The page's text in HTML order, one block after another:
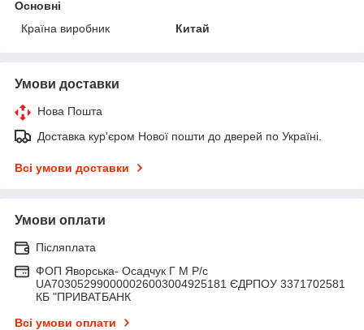
Основні
Країна виробник
Китай
Умови доставки
Нова Пошта
Доставка кур'єром Нової пошти до дверей по Україні.
Всі умови доставки
Умови оплати
Післяплата
ФОП Яворська- Осадчук Г М Р/c
UA703052990000026003004925181 ЄДРПОУ 3371702581
КБ "ПРИВАТБАНК
Всі умови оплати